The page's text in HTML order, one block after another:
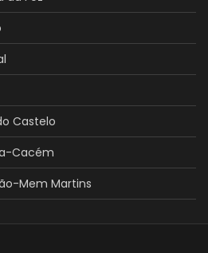
Castelo
Cacém
Mem Martins